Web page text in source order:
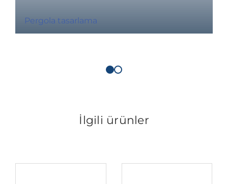
Pergola tasarlama
İlgili ürünler